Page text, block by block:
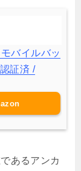
バイルバッ
証済 /
あるアンカ